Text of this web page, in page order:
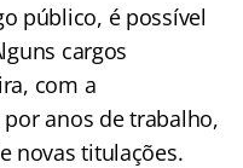
público, é possível
cargos
com a
anos de trabalho,
novas titulações.